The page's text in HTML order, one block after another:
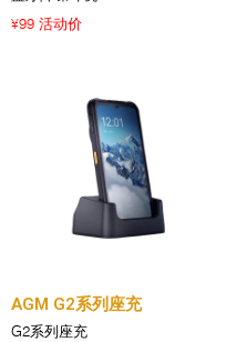
¥99 活动价
AGM G2系列座充
G2系列座充